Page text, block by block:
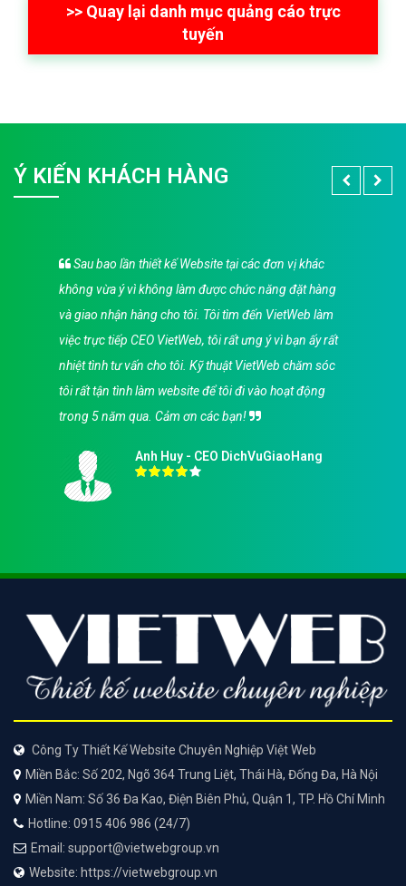
>> Quay lại danh mục quảng cáo trực
tuyến
Ý KIẾN KHÁCH HÀNG
Sau bao lần thiết kế Website tại các đơn vị khác
không vừa ý vì không làm được chức năng đặt hàng
và giao nhận hàng cho tôi. Tôi tìm đến VietWeb làm
việc trực tiếp CEO VietWeb, tôi rất ưng ý vì bạn ấy rất
nhiệt tình tư vấn cho tôi. Kỹ thuật VietWeb chăm sóc
tôi rất tận tình làm website để tôi đi vào hoạt động
trong 5 năm qua. Cảm ơn các bạn!
Anh Huy - CEO DichVuGiaoHang
Công Ty Thiết Kế Website Chuyên Nghiệp Việt Web
Miền Bắc: Số 202, Ngõ 364 Trung Liệt, Thái Hà, Đống Đa, Hà Nội
Miền Nam: Số 36 Đa Kao, Điện Biên Phủ, Quận 1, TP. Hồ Chí Minh
Hotline: 0915 406 986 (24/7)
Email: support@vietwebgroup.vn
Website: https://vietwebgroup.vn